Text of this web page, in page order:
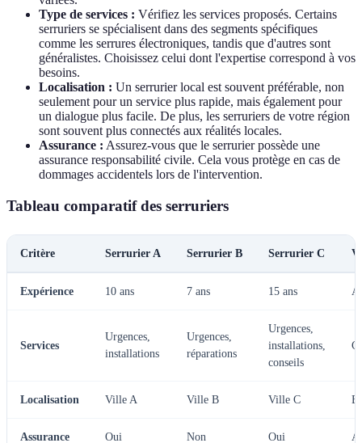
Type de services : Vérifiez les services proposés. Certains
serruriers se spécialisent dans des segments spécifiques
comme les serrures électroniques, tandis que d'autres sont
généralistes. Choisissez celui dont l'expertise correspond à vos
besoins.
Localisation : Un serrurier local est souvent préférable, non
seulement pour un service plus rapide, mais également pour
un dialogue plus facile. De plus, les serruriers de votre région
sont souvent plus connectés aux réalités locales.
Assurance : Assurez-vous que le serrurier possède une
assurance responsabilité civile. Cela vous protège en cas de
dommages accidentels lors de l'intervention.
Tableau comparatif des serruriers
Critère Serrurier A Serrurier B Serrurier C
Expérience 10 ans 7 ans 15 ans A
Services
Urgences,
installations
Urgences,
réparations
Urgences,
installations,
conseils
C
Localisation Ville A Ville B Ville C B
Assurance Oui Non Oui A